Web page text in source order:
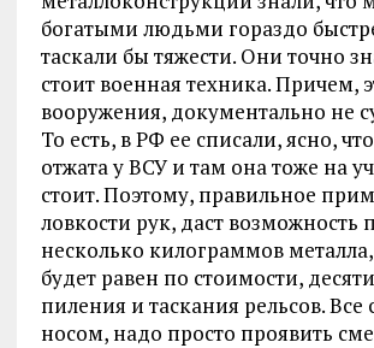
богатыми людьми гораздо
таскали бы тяжести. Они точно
стоит военная техника. Причем,
вооружения, документально не
То есть, в РФ ее списали, ясно,
отжата у ВСУ и там она тоже на
стоит. Поэтому, правильное
ловкости рук, даст возможность
несколько килограммов
будет равен по стоимости,
пиления и таскания рельсов. Все
носом, надо просто проявить